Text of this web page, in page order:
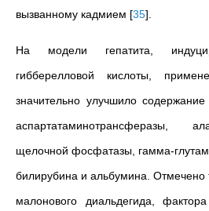
вызванному кадмием [35]
На модели гепатита,
гибберелловой кислоты,
значительно улучшило
аспартатаминотрансферазы,
щелочной фосфатазы, гамма-
билирубина и альбумина. Отмечено
малонового диальдегида,